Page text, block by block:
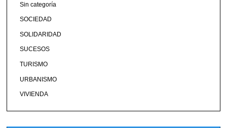
Sin categoría
SOCIEDAD
SOLIDARIDAD
SUCESOS
TURISMO
URBANISMO
VIVIENDA